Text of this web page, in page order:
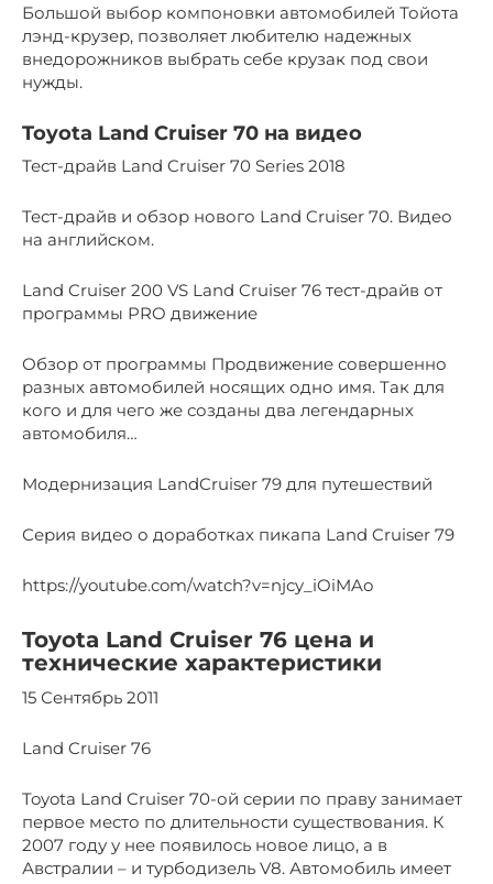
Большой выбор компоновки автомобилей Тойота
лэнд-крузер, позволяет любителю надежных
внедорожников выбрать себе крузак под свои
нужды.
Toyota Land Cruiser 70 на видео
Тест-драйв Land Cruiser 70 Series 2018
Тест-драйв и обзор нового Land Cruiser 70. Видео
на английском.
Land Cruiser 200 VS Land Cruiser 76 тест-драйв от
программы PRO движение
Обзор от программы Продвижение совершенно
разных автомобилей носящих одно имя. Так для
кого и для чего же созданы два легендарных
автомобиля…
Модернизация LandCruiser 79 для путешествий
Серия видео о доработках пикапа Land Cruiser 79
https://youtube.com/watch?v=njcy_iOiMAo
Toyota Land Cruiser 76 цена и
технические характеристики
15 Сентябрь 2011
Land Cruiser 76
Toyota Land Cruiser 70-ой серии по праву занимает
первое место по длительности существования. К
2007 году у нее появилось новое лицо, а в
Австралии – и турбодизель V8. Автомобиль имеет